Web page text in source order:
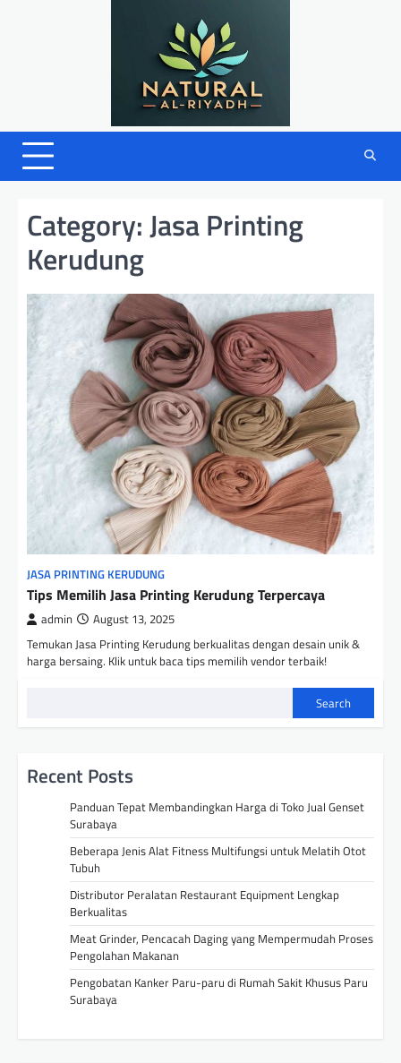
Category:Jasa Printing
Kerudung
JASA PRINTING KERUDUNG
Tips Memilih Jasa Printing Kerudung Terpercaya
admin August 13, 2025
Temukan Jasa Printing Kerudung berkualitas dengan desain unik &
harga bersaing. Klik untuk baca tips memilih vendor terbaik!
Search
Recent Posts
Panduan Tepat Membandingkan Harga di Toko Jual Genset
Surabaya
Beberapa Jenis Alat Fitness Multifungsi untuk Melatih Otot
Tubuh
Distributor Peralatan Restaurant Equipment Lengkap
Berkualitas
Meat Grinder, Pencacah Daging yang Mempermudah Proses
Pengolahan Makanan
Pengobatan Kanker Paru-paru di Rumah Sakit Khusus Paru
Surabaya